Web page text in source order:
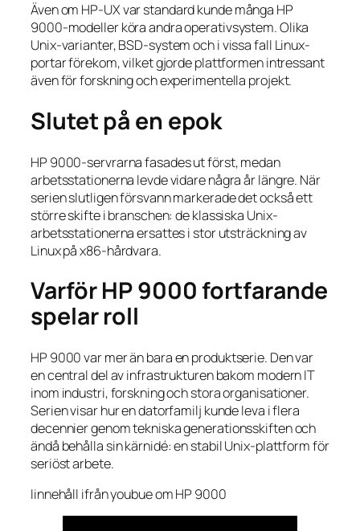
Även om HP-UX var standard kunde många HP
9000-modeller köra andra operativsystem. Olika
Unix-varianter, BSD-system och i vissa fall Linux-
portar förekom, vilket gjorde plattformen intressant
även för forskning och experimentella projekt.
Slutet på en epok
HP 9000-servrarna fasades ut först, medan
arbetsstationerna levde vidare några år längre. När
serien slutligen försvann markerade det också ett
större skifte i branschen: de klassiska Unix-
arbetsstationerna ersattes i stor utsträckning av
Linux på x86-hårdvara.
Varför HP 9000 fortfarande
spelar roll
HP 9000 var mer än bara en produktserie. Den var
en central del av infrastrukturen bakom modern IT
inom industri, forskning och stora organisationer.
Serien visar hur en datorfamilj kunde leva i flera
decennier genom tekniska generationsskiften och
ändå behålla sin kärnidé: en stabil Unix-plattform för
seriöst arbete.
Iinnehåll ifrån youbue om HP 9000